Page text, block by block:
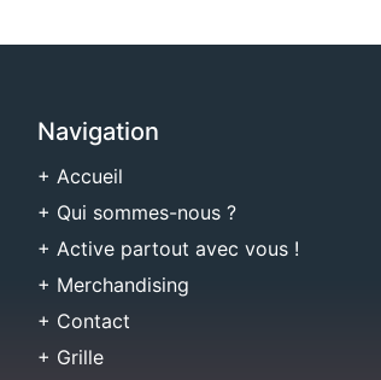
Navigation
+ Accueil
+ Qui sommes-nous ?
+ Active partout avec vous !
+ Merchandising
+ Contact
+ Grille